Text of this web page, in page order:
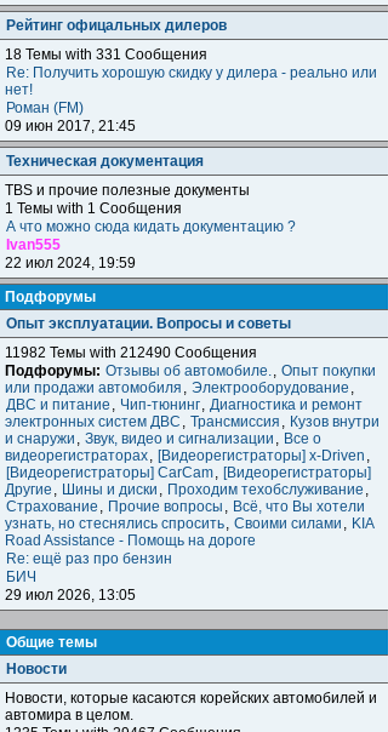
Рейтинг офицальных дилеров
18 Темы with 331 Сообщения
Re: Получить хорошую скидку у дилера - реально или
нет!
Роман (FM)
09 июн 2017, 21:45
Техническая документация
TBS и прочие полезные документы
1 Темы with 1 Сообщения
А что можно сюда кидать документацию ?
Ivan555
22 июл 2024, 19:59
Подфорумы
Опыт эксплуатации. Вопросы и советы
11982 Темы with 212490 Сообщения
Подфорумы: Отзывы об автомобиле., Опыт покупки
или продажи автомобиля , Электрооборудование ,
ДВС и питание , Чип-тюнинг, Диагностика и ремонт
электронных систем ДВС , Трансмиссия , Кузов внутри
и снаружи , Звук, видео и сигнализации , Все о
видеорегистраторах, [Видеорегистраторы] x-Driven ,
[Видеорегистраторы] CarCam, [Видеорегистраторы]
Другие , Шины и диски , Проходим техобслуживание ,
Страхование , Прочие вопросы , Всё, что Вы хотели
узнать, но стеснялись спросить, Своими силами , KIA
Road Assistance - Помощь на дороге
Re: ещё раз про бензин
БИЧ
29 июл 2026, 13:05
Общие темы
Новости
Новости, которые касаются корейских автомобилей и
автомира в целом.